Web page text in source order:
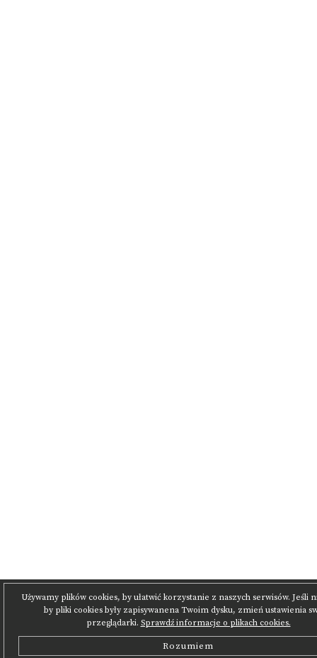
Używamy plików cookies, by ułatwić korzystanie z naszych serwisów. Jeśli
by pliki cookies były zapisywanena Twoim dysku, zmień ustawienia
przeglądarki. Sprawdź informacje o plikach cookies.
Rozumiem